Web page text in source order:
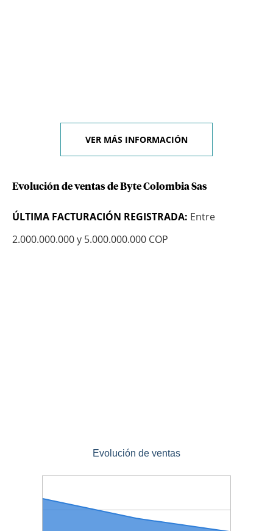
VER MÁS INFORMACIÓN
Evolución de ventas de Byte Colombia Sas
ÚLTIMA FACTURACIÓN REGISTRADA: Entre
2.000.000.000 y 5.000.000.000 COP
Evolución de ventas